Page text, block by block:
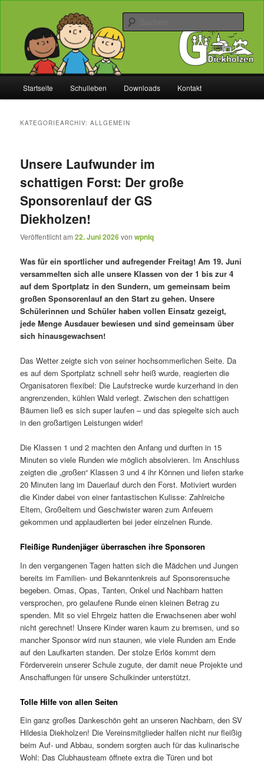
springen
springenGrundschule Diekholzen
Startseite Schulleben Downloads Kontakt
KATEGORIEARCHIV:ALLGEMEIN
Unsere Laufwunder im
schattigen Forst: Der große
Sponsorenlauf der GS
Diekholzen!
Veröffentlicht am22. Juni 2026vonwpnlq
Was für ein sportlicher und aufregender Freitag! Am 19. Juni
versammelten sich alle unsere Klassen von der 1 bis zur 4
auf dem Sportplatz in den Sundern, um gemeinsam beim
großen Sponsorenlauf an den Start zu gehen. Unsere
Schülerinnen und Schüler haben vollen Einsatz gezeigt,
jede Menge Ausdauer bewiesen und sind gemeinsam über
sich hinausgewachsen!
Das Wetter zeigte sich von seiner hochsommerlichen Seite. Da
es auf dem Sportplatz schnell sehr heiß wurde, reagierten die
Organisatoren flexibel: Die Laufstrecke wurde kurzerhand in den
angrenzenden, kühlen Wald verlegt. Zwischen den schattigen
Bäumen ließ es sich super laufen – und das spiegelte sich auch
in den großartigen Leistungen wider!
Die Klassen 1 und 2 machten den Anfang und durften in 15
Minuten so viele Runden wie möglich absolvieren. Im Anschluss
zeigten die „großen“ Klassen 3 und 4 ihr Können und liefen starke
20 Minuten lang im Dauerlauf durch den Forst. Motiviert wurden
die Kinder dabei von einer fantastischen Kulisse: Zahlreiche
Eltern, Großeltern und Geschwister waren zum Anfeuern
gekommen und applaudierten bei jeder einzelnen Runde.
Fleißige Rundenjäger überraschen ihre Sponsoren
In den vergangenen Tagen hatten sich die Mädchen und Jungen
bereits im Familien- und Bekanntenkreis auf Sponsorensuche
begeben. Omas, Opas, Tanten, Onkel und Nachbarn hatten
versprochen, pro gelaufene Runde einen kleinen Betrag zu
spenden. Mit so viel Ehrgeiz hatten die Erwachsenen aber wohl
nicht gerechnet! Unsere Kinder waren kaum zu bremsen, und so
mancher Sponsor wird nun staunen, wie viele Runden am Ende
auf den Laufkarten standen. Der stolze Erlös kommt dem
Förderverein unserer Schule zugute, der damit neue Projekte und
Anschaffungen für unsere Schulkinder unterstützt.
Tolle Hilfe von allen Seiten
Ein ganz großes Dankeschön geht an unseren Nachbarn, den SV
Hildesia Diekholzen! Die Vereinsmitglieder halfen nicht nur fleißig
beim Auf- und Abbau, sondern sorgten auch für das kulinarische
Wohl: Das Clubhausteam öffnete extra die Türen und bot